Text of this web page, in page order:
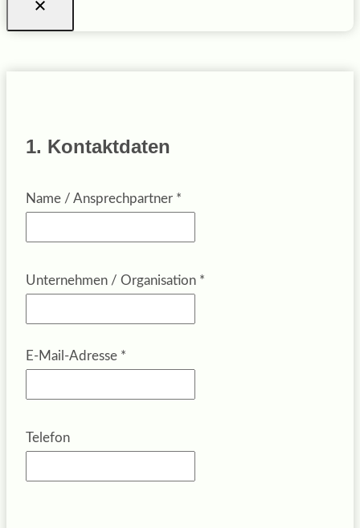
1. Kontaktdaten
Name / Ansprechpartner *
Unternehmen / Organisation *
E-Mail-Adresse *
Telefon